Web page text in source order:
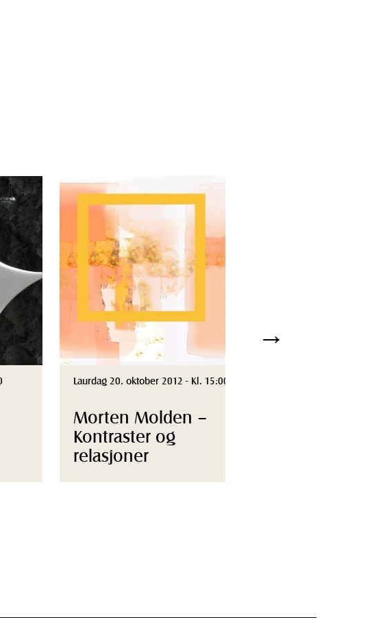
Fredag 7. desember 2012 - Kl. 10:45
Eilif Stene & Ine
Tumyr
→